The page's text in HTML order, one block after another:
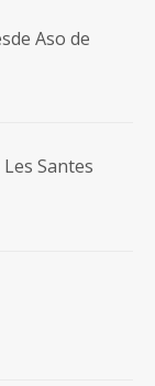
Aso de
Santes